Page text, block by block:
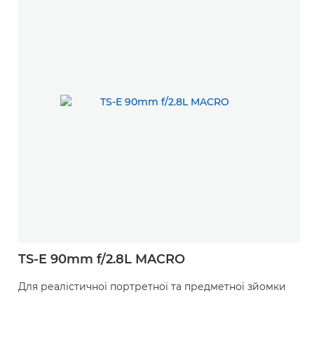
TS-E 90mm f/2.8L MACRO
Для реалістичної портретної та предметної зйомки